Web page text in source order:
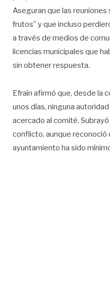
Aseguran que las reuniones
frutos” y que incluso
a través de medios de
licencias municipales que
sin obtener respuesta.
Efraín afirmó que, desde la
unos días, ninguna
acercado al comité.
conflicto, aunque reconoció
ayuntamiento ha sido